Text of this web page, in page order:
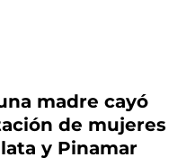
madre cayó
de mujeres
y Pinamar